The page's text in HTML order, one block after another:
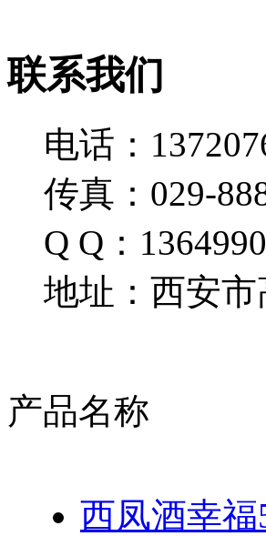
联系我们
电话：
传真：029-
Q Q：
地址：西安
产品名称
西凤酒幸福